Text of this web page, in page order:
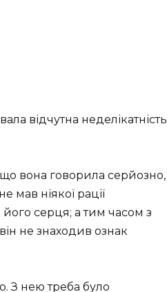
відчутна неделікатність
вона говорила серйозно,
мав ніякої рації
серця; а тим часом з
не знаходив ознак
З нею треба було